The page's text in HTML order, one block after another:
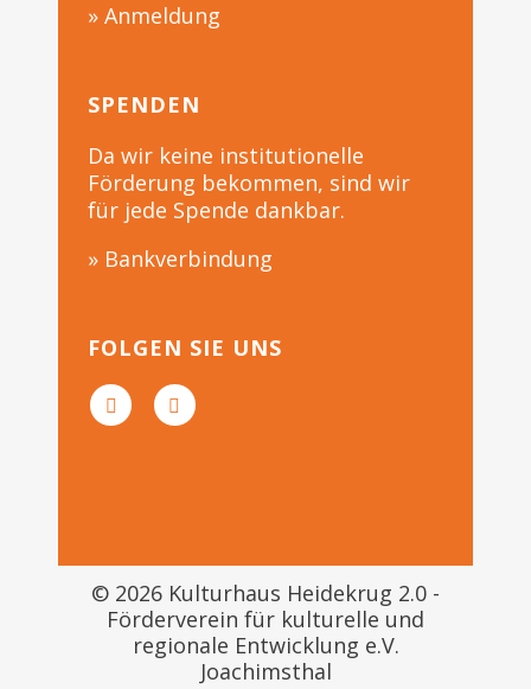
» Anmeldung
SPENDEN
Da wir keine institutionelle
Förderung bekommen, sind wir
für jede Spende dankbar.
» Bankverbindung
FOLGEN SIE UNS
© 2026 Kulturhaus Heidekrug 2.0 -
Förderverein für kulturelle und
regionale Entwicklung e.V.
Joachimsthal